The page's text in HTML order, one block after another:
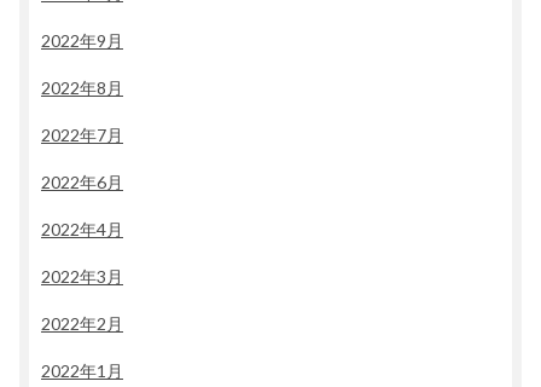
2022年9月
2022年8月
2022年7月
2022年6月
2022年4月
2022年3月
2022年2月
2022年1月